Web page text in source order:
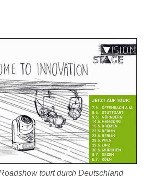
tourt durch Deutschland